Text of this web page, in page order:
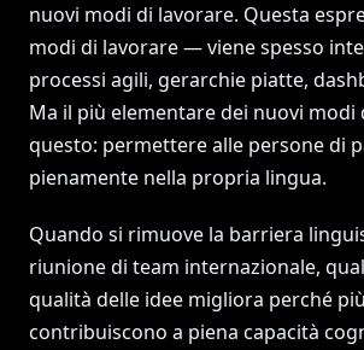
nuovi modi di lavorare. Questa
modi di lavorare — viene spesso
processi agili, gerarchie piatte,
Ma il più elementare dei nuovi modi
questo: permettere alle persone di
pienamente nella propria lingua.
Quando si rimuove la barriera
riunione di team internazionale,
qualità delle idee migliora perché
contribuiscono a piena capacità